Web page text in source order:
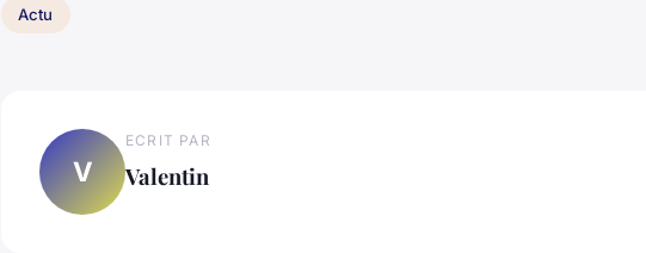
Actu
V
ECRIT PAR
Valentin